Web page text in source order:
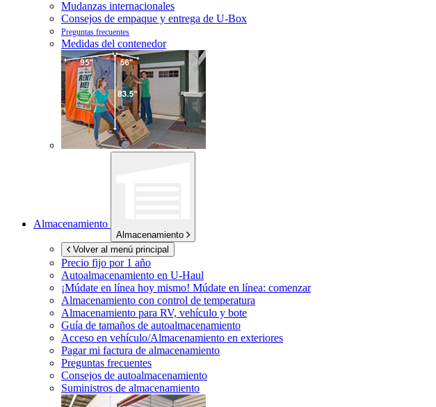
Mudanzas internacionales
Consejos de empaque y entrega de U-Box
Preguntas frecuentes
Medidas del contenedor
Almacenamiento
Almacenamiento
Volver al menú principal
Precio fijo por 1 año
Autoalmacenamiento en U-Haul
¡Múdate en línea hoy mismo! Múdate en línea: comenzar
Almacenamiento con control de temperatura
Almacenamiento para RV, vehículo y bote
Guía de tamaños de autoalmacenamiento
Acceso en vehículo/Almacenamiento en exteriores
Pagar mi factura de almacenamiento
Preguntas frecuentes
Consejos de autoalmacenamiento
Suministros de almacenamiento